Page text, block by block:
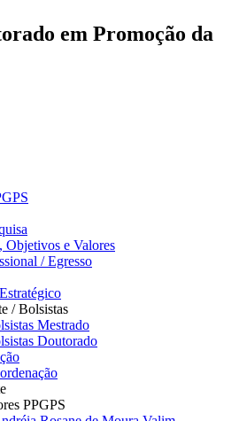
em Promoção da
Objetivos e Valores
/ Egresso
/ Bolsistas
Mestrado
Doutorado
PPGPS